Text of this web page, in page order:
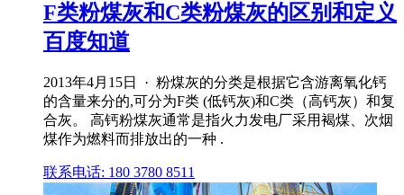
F类粉煤灰和C类粉煤灰的区别和定义
百度知道
2013年4月15日 · 粉煤灰的分类是根据它含游离氧化钙
的含量来分的,可分为F类 (低钙灰)和C类（高钙灰）和复
合灰。 高钙粉煤灰通常是指火力发电厂采用褐煤、次烟
煤作为燃料而排放出的一种 .
联系电话: 180 3780 8511